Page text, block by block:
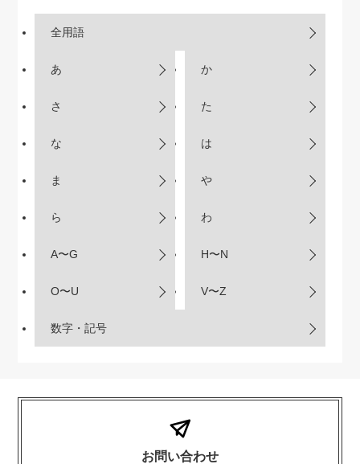
全用語
あ か
さ た
な は
ま や
ら わ
A〜G H〜N
O〜U V〜Z
数字・記号
お問い合わせ